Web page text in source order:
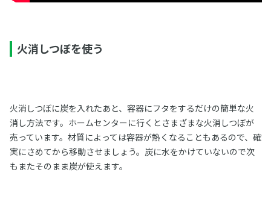
火消しつぼを使う
火消しつぼに炭を入れたあと、容器にフタをするだけの簡単な火
消し方法です。ホームセンターに行くとさまざまな火消しつぼが
売っています。材質によっては容器が熱くなることもあるので、確
実にさめてから移動させましょう。炭に水をかけていないので次
もまたそのまま炭が使えます。